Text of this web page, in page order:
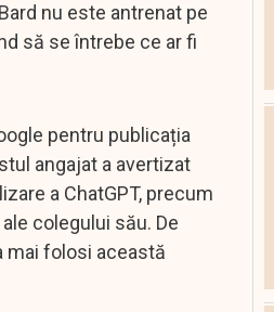
nu este antrenat pe
să se întrebe ce ar fi
pentru publicația
angajat a avertizat
a ChatGPT, precum
colegului său. De
mai folosi această